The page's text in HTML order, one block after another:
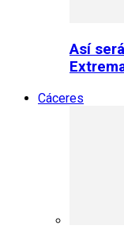
Así
Cáceres